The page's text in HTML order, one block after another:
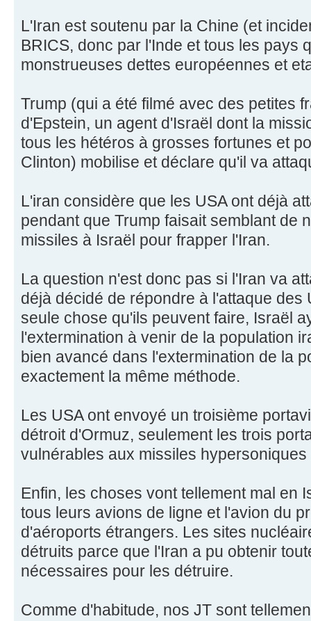
L'Iran est soutenu par la Chine (et
BRICS, donc par l'Inde et tous les pays
monstrueuses dettes européennes et
Trump (qui a été filmé avec des petites
d'Epstein, un agent d'Israël dont la
tous les hétéros à grosses fortunes et
Clinton) mobilise et déclare qu'il va
L'iran considère que les USA ont déjà
pendant que Trump faisait semblant de
missiles à Israël pour frapper l'Iran.
La question n'est donc pas si l'Iran va
déjà décidé de répondre à l'attaque des
seule chose qu'ils peuvent faire, Israël
l'extermination à venir de la population
bien avancé dans l'extermination de la
exactement la même méthode.
Les USA ont envoyé un troisième
détroit d'Ormuz, seulement les trois
vulnérables aux missiles
Enfin, les choses vont tellement mal en
tous leurs avions de ligne et l'avion du
d'aéroports étrangers. Les sites
détruits parce que l'Iran a pu obtenir
nécessaires pour les détruire.
Comme d'habitude, nos JT sont